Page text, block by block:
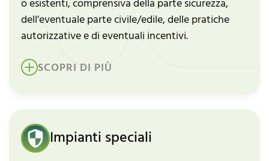
o esistenti, comprensiva della parte sicurezza,
dell’eventuale parte civile/edile, delle pratiche
autorizzative e di eventuali incentivi.
SCOPRI DI PIÙ
Impianti speciali